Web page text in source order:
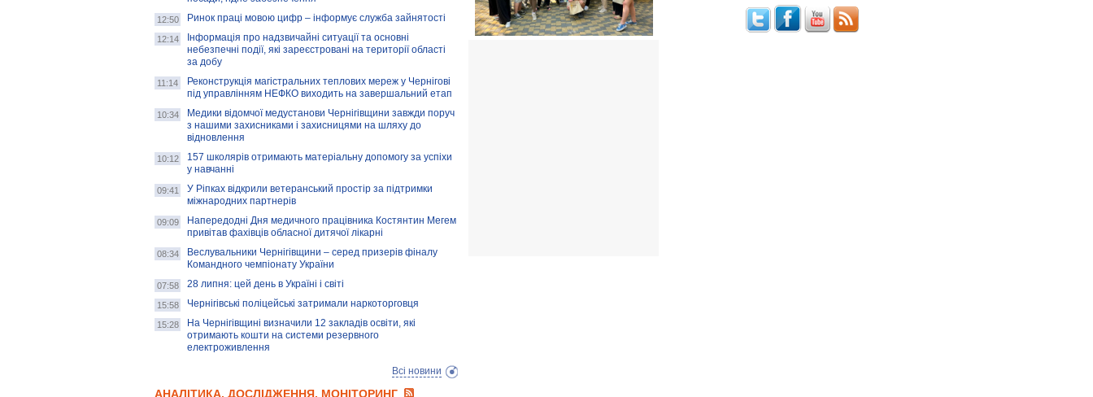
12:50 Ринок праці мовою цифр – інформує служба зайнятості
12:14
Інформація про надзвичайні ситуації та основні
небезпечні події, які зареєстровані на території області
за добу
11:14
Реконструкція магістральних теплових мереж у Чернігові
під управлінням НЕФКО виходить на завершальний етап
10:34
Медики відомчої медустанови Чернігівщини завжди поруч
з нашими захисниками і захисницями на шляху до
відновлення
10:12
157 школярів отримають матеріальну допомогу за успіхи
у навчанні
09:41
У Ріпках відкрили ветеранський простір за підтримки
міжнародних партнерів
09:09
Напередодні Дня медичного працівника Костянтин Мегем
привітав фахівців обласної дитячої лікарні
08:34
Веслувальники Чернігівщини – серед призерів фіналу
Командного чемпіонату України
07:58 28 липня: цей день в Україні і світі
15:58 Чернігівські поліцейські затримали наркоторговця
15:28
На Чернігівщині визначили 12 закладів освіти, які
отримають кошти на системи резервного
електроживлення
Всі новини
АНАЛІТИКА, ДОСЛІДЖЕННЯ, МОНІТОРИНГ